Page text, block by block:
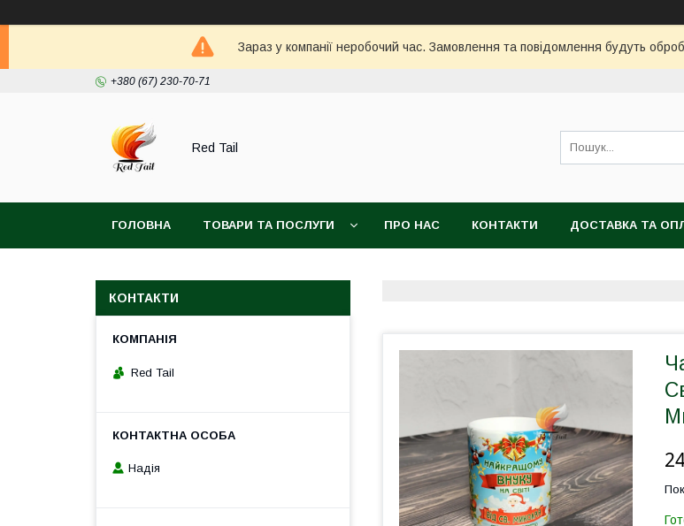
Зараз у компанії неробочий час. Замовлення та повідомлення будуть
+380 (67) 230-70-71
Red Tail
ГОЛОВНА ТОВАРИ ТА ПОСЛУГИ ПРО НАС КОНТАКТИ ДОСТАВКА ТА
КОНТАКТИ
Red Tail
Надія